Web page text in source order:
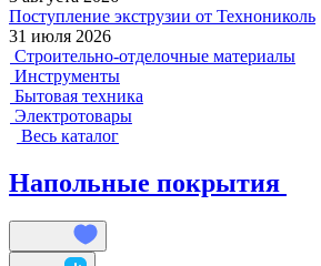
Поступление экструзии от Технониколь
31 июля 2026
Строительно-отделочные материалы
Инструменты
Бытовая техника
Электротовары
Весь каталог
Напольные покрытия